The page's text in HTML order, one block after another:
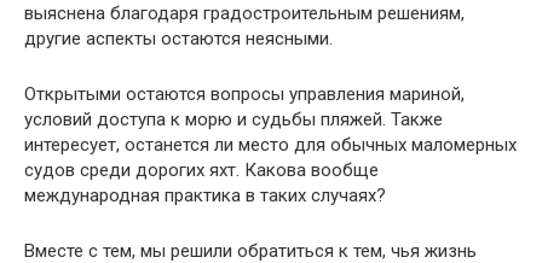
выяснена благодаря градостроительным решениям,
другие аспекты остаются неясными.
Открытыми остаются вопросы управления мариной,
условий доступа к морю и судьбы пляжей. Также
интересует, останется ли место для обычных маломерных
судов среди дорогих яхт. Какова вообще
международная практика в таких случаях?
Вместе с тем, мы решили обратиться к тем, чья жизнь